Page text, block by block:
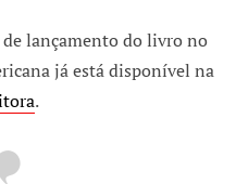
lançamento do livro no
já está disponível na
.